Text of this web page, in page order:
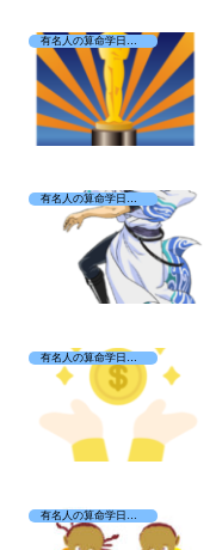
有名人の算命学日記☆